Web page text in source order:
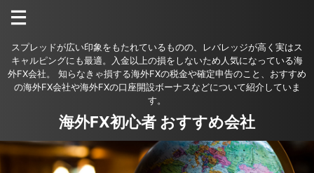
スプレッドが広い印象をもたれているものの、レバレッジが高く実はス
キャルピングにも最適。入金以上の損をしないため人気になっている海
外FX会社。 知らなきゃ損する海外FXの税金や確定申告のこと、おすすめ
の海外FX会社や海外FXの口座開設ボーナスなどについて紹介していま
す。
海外FX初心者 おすすめ会社